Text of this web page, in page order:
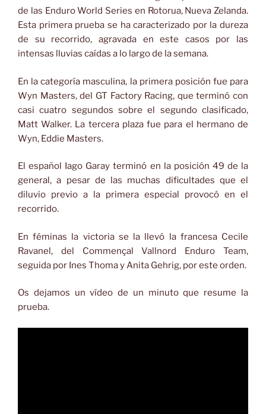
de las Enduro World Series en Rotorua, Nueva Zelanda.
Esta primera prueba se ha caracterizado por la dureza
de su recorrido, agravada en este casos por las
intensas lluvias caídas a lo largo de la semana.
En la categoría masculina, la primera posición fue para
Wyn Masters, del GT Factory Racing, que terminó con
casi cuatro segundos sobre el segundo clasificado,
Matt Walker. La tercera plaza fue para el hermano de
Wyn, Eddie Masters.
El español Iago Garay terminó en la posición 49 de la
general, a pesar de las muchas dificultades que el
diluvio previo a la primera especial provocó en el
recorrido.
En féminas la victoria se la llevó la francesa Cecile
Ravanel, del Commençal Vallnord Enduro Team,
seguida por Ines Thoma y Anita Gehrig, por este orden.
Os dejamos un vídeo de un minuto que resume la
prueba.